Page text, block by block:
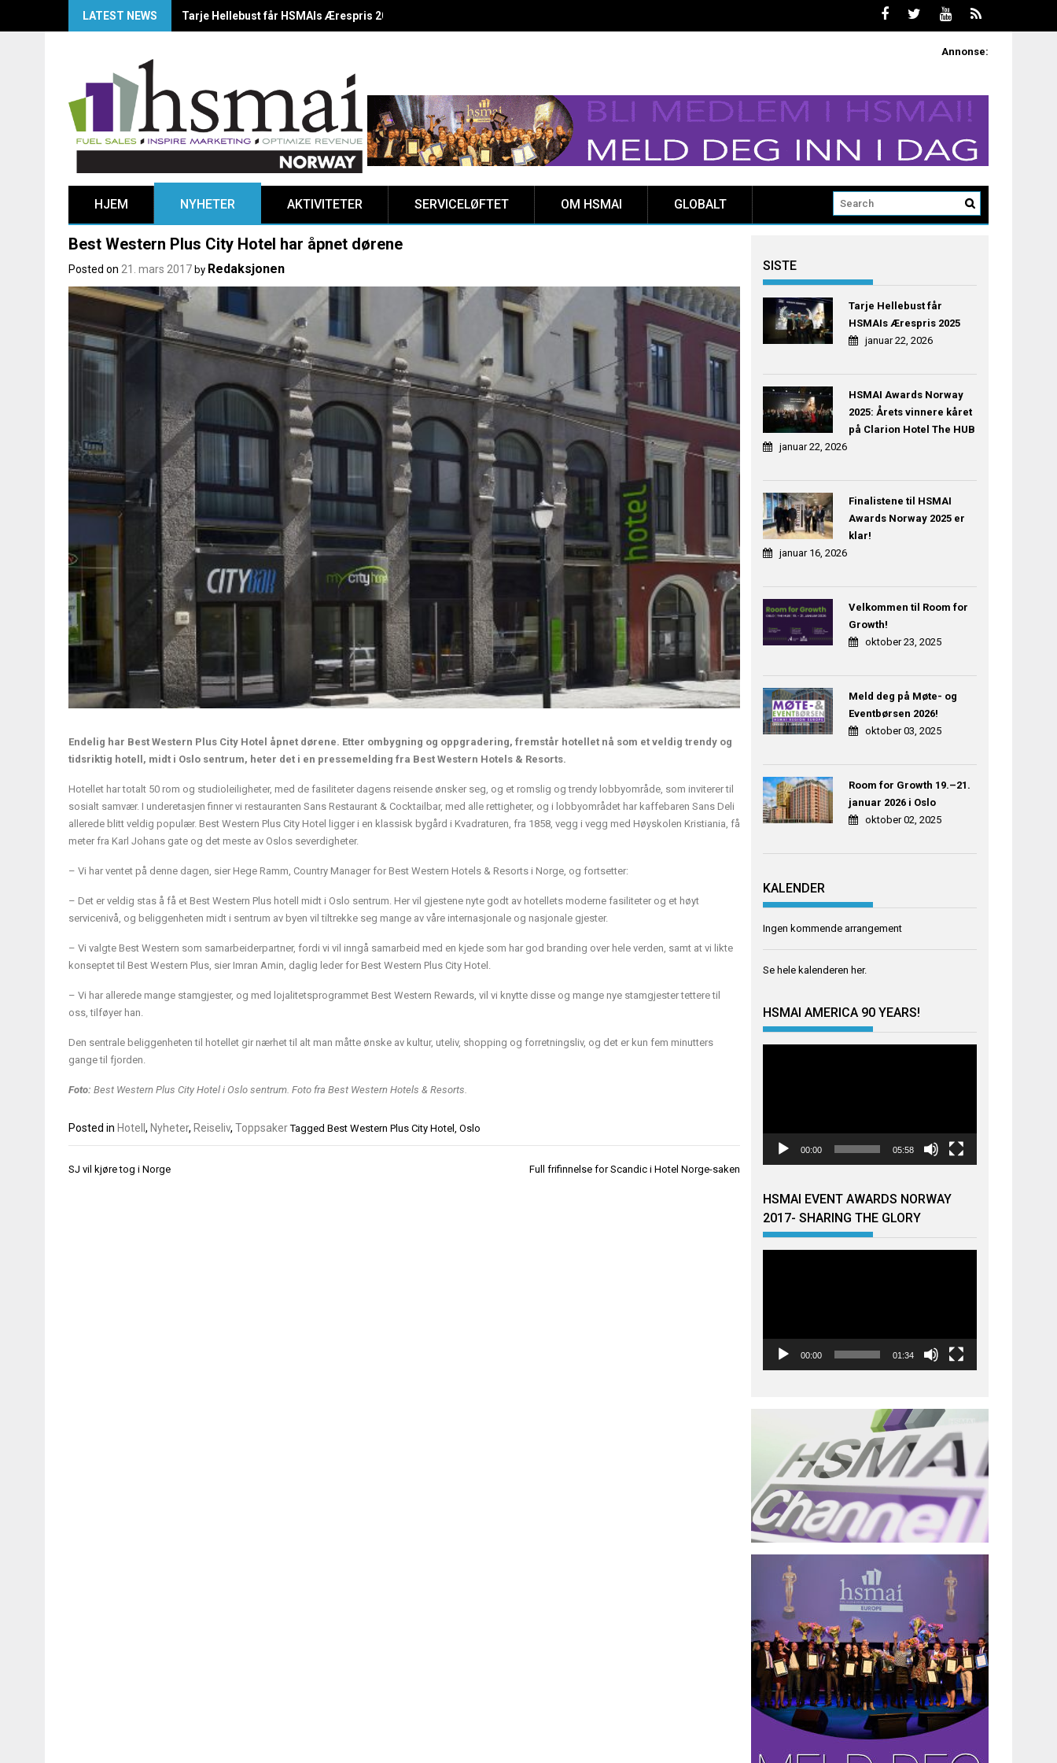
LATEST NEWS HSMAI Awards Norway 2025: Årets vinnere kåret på Clarion Hotel The HUB
Annonse:
HJEM NYHETER AKTIVITETER SERVICELØFTET OM HSMAI GLOBALT
Best Western Plus City Hotel har åpnet dørene
Posted on 21. mars 2017 by Redaksjonen
Endelig har Best Western Plus City Hotel åpnet dørene. Etter ombygning og oppgradering, fremstår hotellet nå som et veldig trendy og
tidsriktig hotell, midt i Oslo sentrum, heter det i en pressemelding fra Best Western Hotels & Resorts.
Hotellet har totalt 50 rom og studioleiligheter, med de fasiliteter dagens reisende ønsker seg, og et romslig og trendy lobbyområde, som inviterer til
sosialt samvær. I underetasjen finner vi restauranten Sans Restaurant & Cocktailbar, med alle rettigheter, og i lobbyområdet har kaffebaren Sans Deli
allerede blitt veldig populær. Best Western Plus City Hotel ligger i en klassisk bygård i Kvadraturen, fra 1858, vegg i vegg med Høyskolen Kristiania, få
meter fra Karl Johans gate og det meste av Oslos severdigheter.
– Vi har ventet på denne dagen, sier Hege Ramm, Country Manager for Best Western Hotels & Resorts i Norge, og fortsetter:
– Det er veldig stas å få et Best Western Plus hotell midt i Oslo sentrum. Her vil gjestene nyte godt av hotellets moderne fasiliteter og et høyt
servicenivå, og beliggenheten midt i sentrum av byen vil tiltrekke seg mange av våre internasjonale og nasjonale gjester.
– Vi valgte Best Western som samarbeiderpartner, fordi vi vil inngå samarbeid med en kjede som har god branding over hele verden, samt at vi likte
konseptet til Best Western Plus, sier Imran Amin, daglig leder for Best Western Plus City Hotel.
– Vi har allerede mange stamgjester, og med lojalitetsprogrammet Best Western Rewards, vil vi knytte disse og mange nye stamgjester tettere til
oss, tilføyer han.
Den sentrale beliggenheten til hotellet gir nærhet til alt man måtte ønske av kultur, uteliv, shopping og forretningsliv, og det er kun fem minutters
gange til fjorden.
Foto: Best Western Plus City Hotel i Oslo sentrum. Foto fra Best Western Hotels & Resorts.
Posted in Hotell , Nyheter, Reiseliv, Toppsaker Tagged Best Western Plus City Hotel Oslo
Innleggsnavigasjon
SJ vil kjøre tog i Norge Full frifinnelse for Scandic i Hotel Norge-saken
SISTE
Tarje Hellebust får
HSMAIs Ærespris 2025
januar 22, 2026
HSMAI Awards Norway
2025: Årets vinnere kåret
på Clarion Hotel The HUB
januar 22, 2026
Finalistene til HSMAI
Awards Norway 2025 er
klar!
januar 16, 2026
Velkommen til Room for
Growth!
oktober 23, 2025
Meld deg på Møte- og
Eventbørsen 2026!
oktober 03, 2025
Room for Growth 19.–21.
januar 2026 i Oslo
oktober 02, 2025
KALENDER
Ingen kommende arrangement
Se hele kalenderen her.
HSMAI AMERICA 90 YEARS!
00:00 05:58
HSMAI EVENT AWARDS NORWAY
2017- SHARING THE GLORY
00:00 01:34